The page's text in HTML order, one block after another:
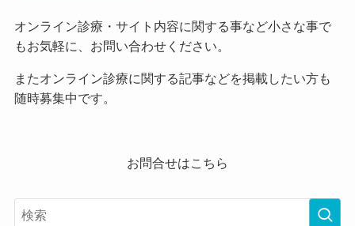
オンライン診療・サイト内容に関する事など小さな事で
もお気軽に、お問い合わせください。
またオンライン診療に関する記事などを掲載したい方も
随時募集中です。
お問合せはこちら